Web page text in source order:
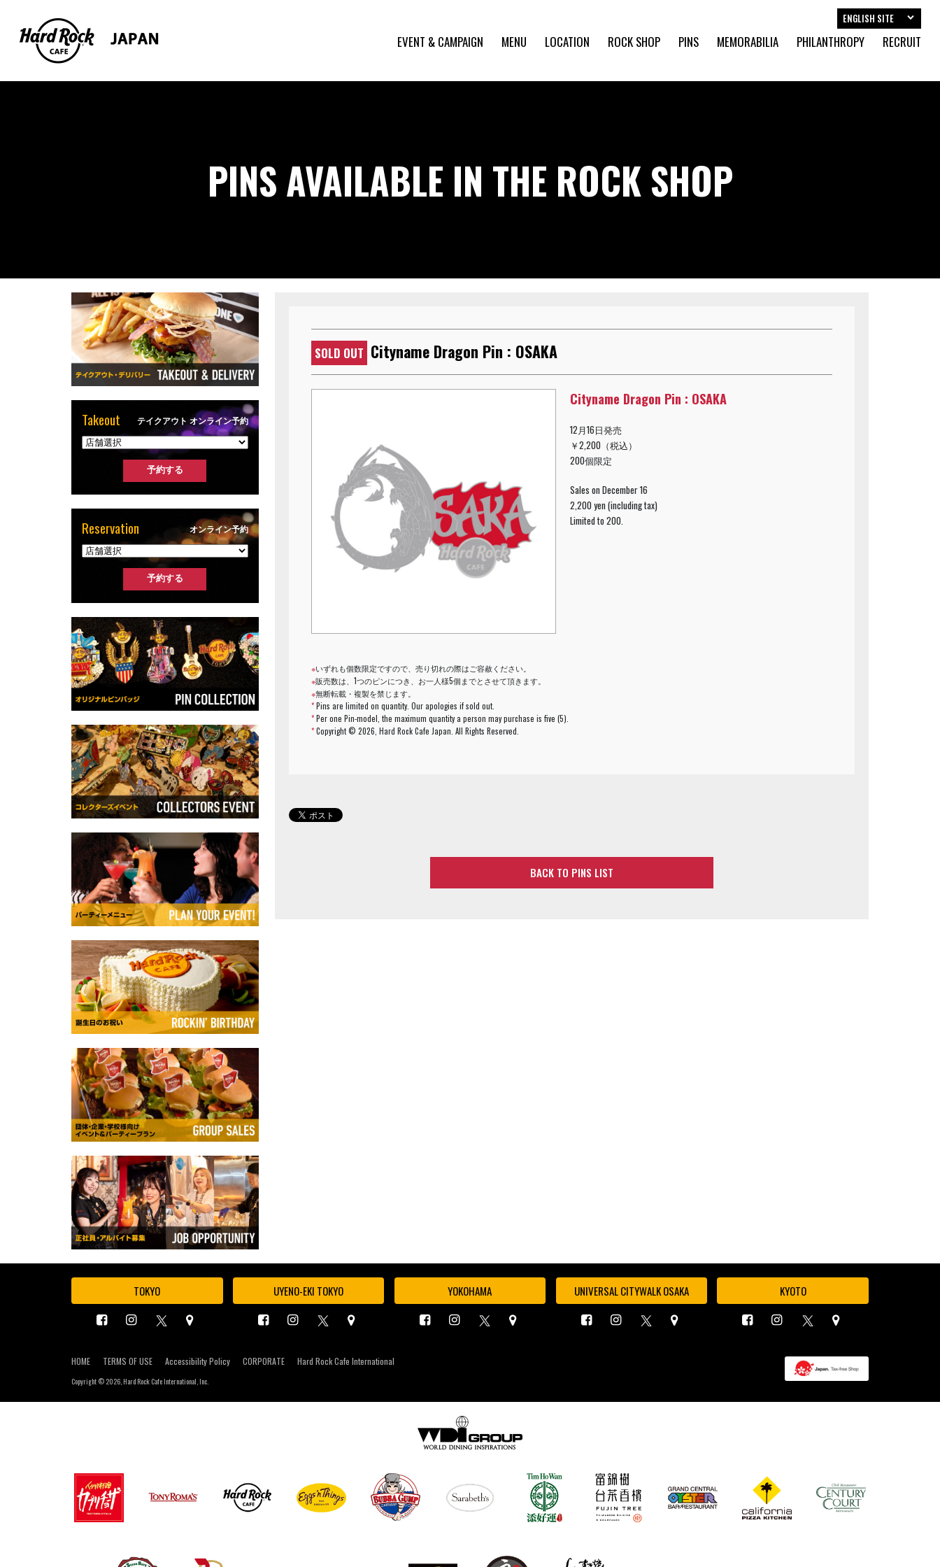
EVENT & CAMPAIGN MENU LOCATION ROCK SHOP PINS MEMORABILIA PHILANTHROPY RECRUIT
ENGLISH SITE
PINS AVAILABLE IN THE ROCK SHOP
SOLD OUT Cityname Dragon Pin : OSAKA
Cityname Dragon Pin : OSAKA
12月16日発売
￥2,200（税込）
200個限定
Sales on December 16
2,200 yen (including tax)
Limited to 200.
※いずれも個数限定ですので、売り切れの際はご容赦ください。
※販売数は、1つのピンにつき、お一人様5個までとさせて頂きます。
※無断転載・複製を禁じます。
*Pins are limited on quantity. Our apologies if sold out.
*Per one Pin-model, the maximum quantity a person may purchase is five (5).
*Copyright ©2026, Hard Rock Cafe Japan. All Rights Reserved.
BACK TO PINS LIST
Takeout テイクアウト オンライン予約
Reservation オンライン予約
TOKYO UYENO-EKI TOKYO YOKOHAMA UNIVERSAL CITYWALK OSAKA KYOTO
HOME TERMS OF USE Accessibility Policy CORPORATE Hard Rock Cafe International
Copyright © 2026, Hard Rock Cafe International, Inc.